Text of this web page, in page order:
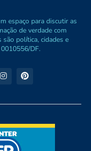
espaço para discutir as
de verdade com
são política, cidades e
DF.